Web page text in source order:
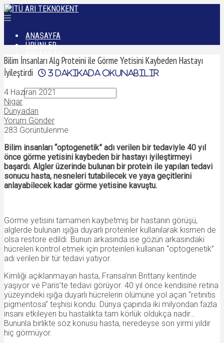
ANASAYFA
ÜRÜNLER
BAŞARILAR
DÜNYADAN
İLETIŞIM
Bilim İnsanları Alg Proteini ile Görme Yetisini Kaybeden Hastayı
İyileştirdi
3 dakikada okunabilir
4 Haziran 2021
Nigar
Dünyadan
Yorum Gönder
283 Görüntülenme
Bilim insanları “optogenetik” adı verilen bir tedaviyle 40 yıl
önce görme yetisini kaybeden bir hastayı iyileştirmeyi
başardı. Algler üzerinde bulunan bir protein ile yapılan tedavi
sonucu hasta, nesneleri tutabilecek ve yaya geçitlerini
anlayabilecek kadar görme yetisine kavuştu.
Görme yetisini tamamen kaybetmiş bir hastanın görüşü,
alglerde bulunan ışığa duyarlı proteinler kullanılarak kısmen de
olsa restore edildi. Bunun arkasında ise gözün arkasındaki
hücreleri kontrol etmek için proteinleri kullanan “optogenetik”
adı verilen bir tür tedavi yatıyor.
Kimliği açıklanmayan hasta, Fransa’nın Brittany kentinde
yaşıyor ve Paris’te tedavi görüyor. 40 yıl önce kendisine retina
yüzeyindeki ışığa duyarlı hücrelerin ölümüne yol açan “retinitis
pigmentosa” teşhisi kondu. Dünya çapında iki milyondan fazla
insanı etkileyen bu hastalıkta tam körlük oldukça nadir…
Bununla birlikte söz konusu hasta, neredeyse son yirmi yıldır
hiç görmüyor.